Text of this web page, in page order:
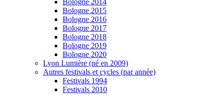
Bologne 2014
Bologne 2015
Bologne 2016
Bologne 2017
Bologne 2018
Bologne 2019
Bologne 2020
Lyon Lumière (né en 2009)
Autres festivals et cycles (par année)
Festivals 1994
Festivals 2010